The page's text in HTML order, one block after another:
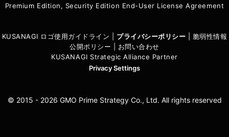
Premium Edition, Security Edition End-User License Agreement
KUSANAGI ロゴ使用ガイドライン プライバシーポリシー
脆弱性情報
公開ポリシー
お問い合わせ
KUSANAGI Strategic Alliance Partner
Privacy Settings
© 2015 - 2026 GMO Prime Strategy Co., Ltd. All rights reserved